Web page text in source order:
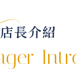
店長介紹